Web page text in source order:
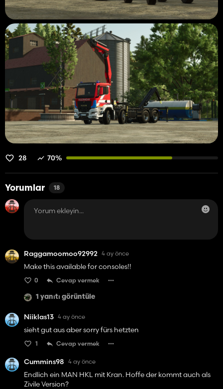
28 70%
Yorumlar 18
Raggamoomoo92992 4 ay önce
Make this available for consoles!!
0 Cevap vermek
1 yanıtı görüntüle
Niiklas13 4 ay önce
sieht gut aus aber sorry fürs hetzten
1 Cevap vermek
Cummins98 4 ay önce
Endlich ein MAN HKL mit Kran. Hoffe der kommt auch als
Zivile Version?